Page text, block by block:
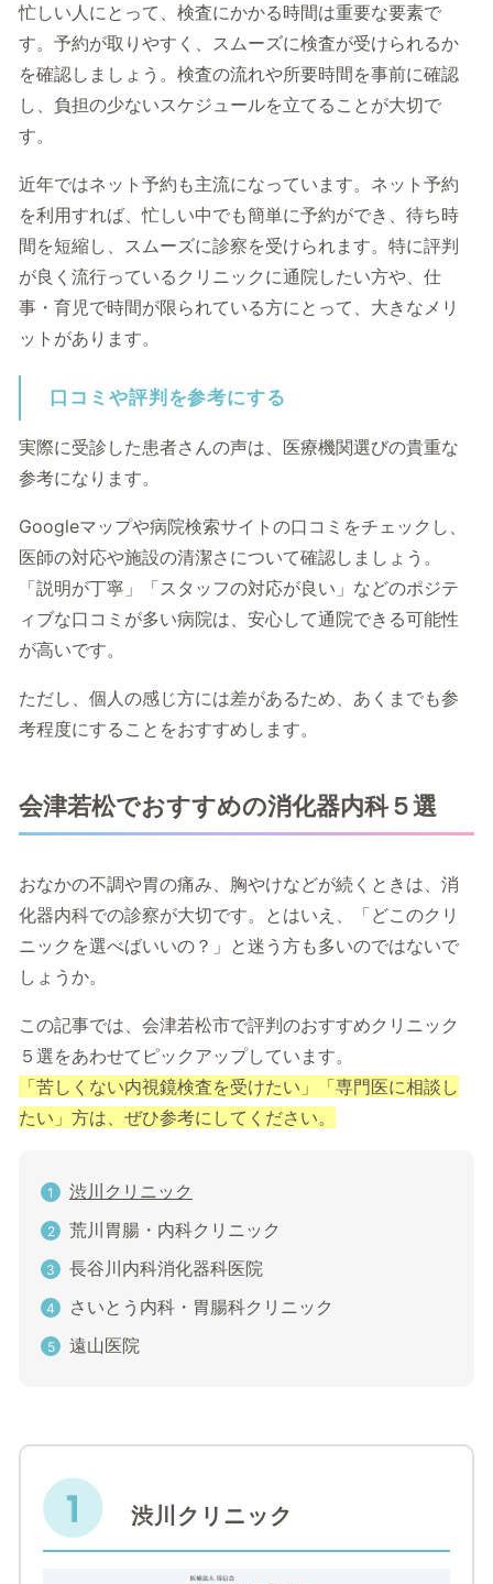
忙しい人にとって、検査にかかる時間は重要な要素で
す。予約が取りやすく、スムーズに検査が受けられるか
を確認しましょう。検査の流れや所要時間を事前に確認
し、負担の少ないスケジュールを立てることが大切で
す。
近年ではネット予約も主流になっています。ネット予約
を利用すれば、忙しい中でも簡単に予約ができ、待ち時
間を短縮し、スムーズに診察を受けられます。特に評判
が良く流行っているクリニックに通院したい方や、仕
事・育児で時間が限られている方にとって、大きなメリ
ットがあります。
口コミや評判を参考にする
実際に受診した患者さんの声は、医療機関選びの貴重な
参考になります。
Googleマップや病院検索サイトの口コミをチェックし、
医師の対応や施設の清潔さについて確認しましょう。
「説明が丁寧」「スタッフの対応が良い」などのポジテ
ィブな口コミが多い病院は、安心して通院できる可能性
が高いです。
ただし、個人の感じ方には差があるため、あくまでも参
考程度にすることをおすすめします。
会津若松でおすすめの消化器内科５選
おなかの不調や胃の痛み、胸やけなどが続くときは、消
化器内科での診察が大切です。とはいえ、「どこのクリ
ニックを選べばいいの？」と迷う方も多いのではないで
しょうか。
この記事では、会津若松市で評判のおすすめクリニック
５選をあわせてピックアップしています。
「苦しくない内視鏡検査を受けたい」「専門医に相談し
たい」方は、ぜひ参考にしてください。
渋川クリニック
荒川胃腸・内科クリニック
長谷川内科消化器科医院
さいとう内科・胃腸科クリニック
遠山医院
渋川クリニック